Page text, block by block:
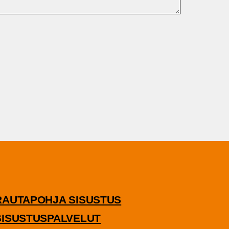
SISUSTUS